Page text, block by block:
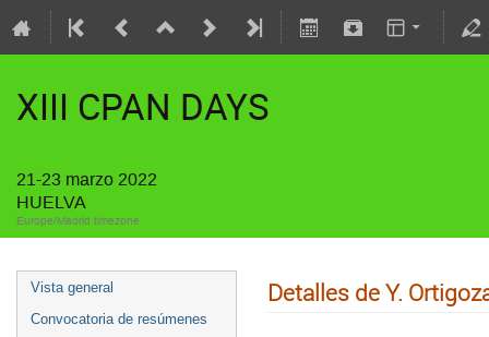
XIII CPAN DAYS
21-23 marzo 2022
HUELVA
Europe/Madrid timezone
Vista general
Convocatoria de resúmenes
Detalles de Y.